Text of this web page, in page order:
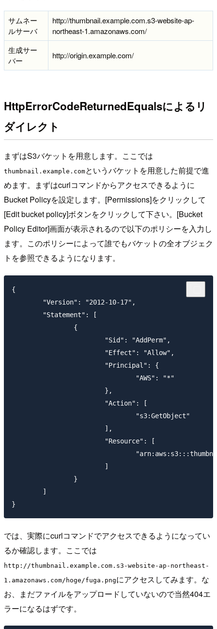
サムネー
ルサーバ
http://thumbnail.example.com.s3-website-ap-
northeast-1.amazonaws.com/
生成サー
バー
http://origin.example.com/
HttpErrorCodeReturnedEqualsによるリ
ダイレクト
まずはS3バケットを用意します。ここでは
thumbnail.example.comというバケットを用意した前提で進
めます。まずはcurlコマンドからアクセスできるように
Bucket Policyを設定します。[Permissions]をクリックして
[Edit bucket policy]ボタンをクリックして下さい。[Bucket
Policy Editor]画面が表示されるので以下のポリシーを入力し
ます。このポリシーによって誰でもバケットの全オブジェク
トを参照できるようになります。
{
}
では、実際にcurlコマンドでアクセスできるようになってい
るか確認します。ここでは
http://thumbnail.example.com.s3-website-ap-northeast-
1.amazonaws.com/hoge/fuga.pngにアクセスしてみます。な
お、まだファイルをアップロードしていないので当然404エ
ラーになるはずです。